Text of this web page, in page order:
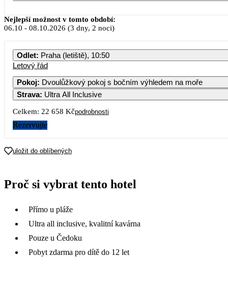
PO ÚT
Nejlepší možnost v tomto období:
06.10 - 08.10.2026 (3 dny, 2 noci)
Odlet: Praha (letiště), 10:50
Letový řád
Pokoj: Dvoulůžkový pokoj s bočním výhledem na moře
Strava: Ultra All Inclusive
Celkem: 22 658 Kčpodrobnosti
Rezervujte
uložit do oblíbených
Proč si vybrat tento hotel
Přímo u pláže
Ultra all inclusive, kvalitní kavárna
Pouze u Čedoku
Pobyt zdarma pro dítě do 12 let